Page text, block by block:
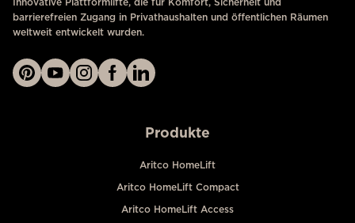
barrierefreien Zugang in Privathaushalten und öffentlichen Räumen
weltweit entwickelt wurden.
Produkte
Aritco HomeLift
Aritco HomeLift Compact
Aritco HomeLift Access